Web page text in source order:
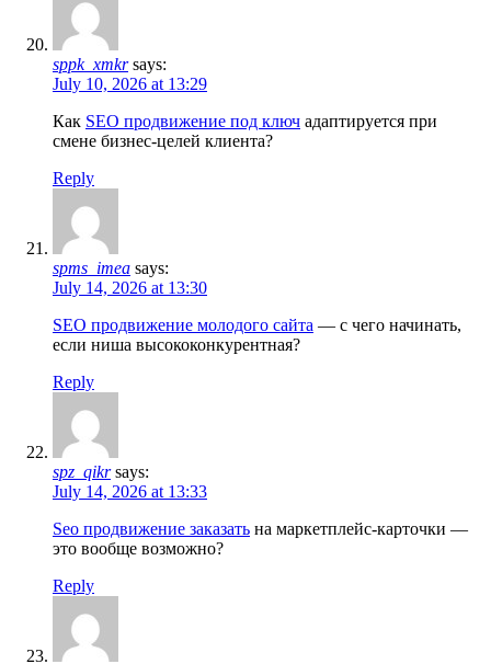
sppk_xmkr says:
July 10, 2026 at 13:29
Как SEO продвижение под ключ адаптируется при
смене бизнес-целей клиента?
Reply
spms_imea says:
July 14, 2026 at 13:30
SEO продвижение молодого сайта — с чего начинать,
если ниша высококонкурентная?
Reply
spz_qikr says:
July 14, 2026 at 13:33
Seo продвижение заказать на маркетплейс-карточки —
это вообще возможно?
Reply